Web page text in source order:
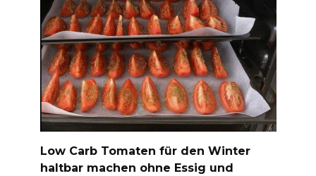
Low Carb Tomaten für den Winter
haltbar machen ohne Essig und